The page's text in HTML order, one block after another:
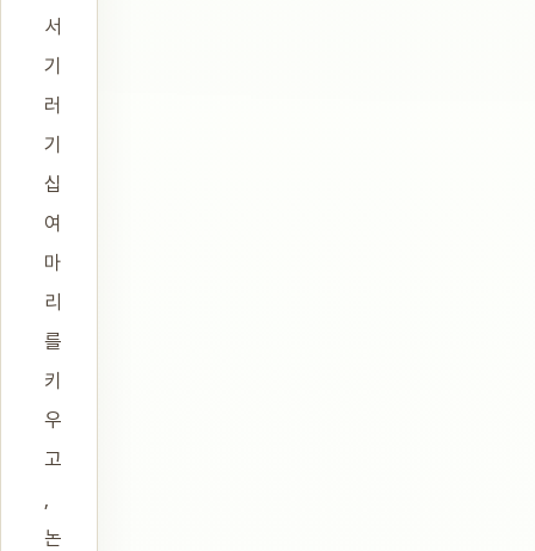
서
기
러
기
십
여
마
리
를
키
우
고
논